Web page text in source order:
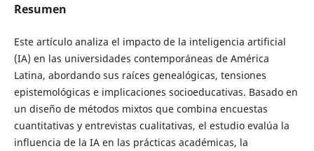
Resumen
Este artículo analiza el impacto de la inteligencia artificial
(IA) en las universidades contemporáneas de América
Latina, abordando sus raíces genealógicas, tensiones
epistemológicas e implicaciones socioeducativas. Basado en
un diseño de métodos mixtos que combina encuestas
cuantitativas y entrevistas cualitativas, el estudio evalúa la
influencia de la IA en las prácticas académicas, la